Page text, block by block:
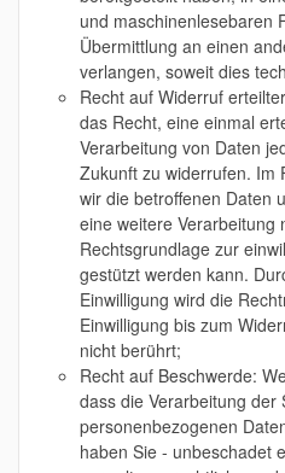
und maschinenlesebaren
Übermittlung an einen
verlangen, soweit dies
Recht auf Widerruf
das Recht, eine einmal
Verarbeitung von Daten
Zukunft zu widerrufen. Im
wir die betroffenen Daten
eine weitere Verarbeitung
Rechtsgrundlage zur
gestützt werden kann.
Einwilligung wird die
Einwilligung bis zum
nicht berührt;
Recht auf Beschwerde:
dass die Verarbeitung der
personenbezogenen
haben Sie - unbeschadet